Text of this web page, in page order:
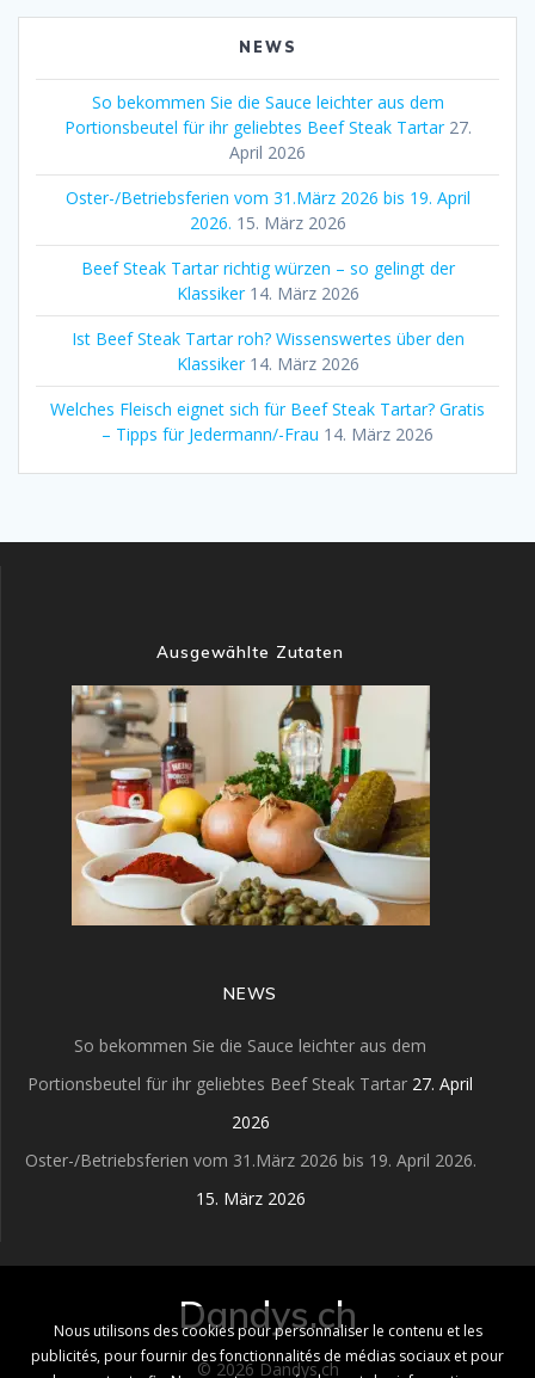
NEWS
So bekommen Sie die Sauce leichter aus dem
Portionsbeutel für ihr geliebtes Beef Steak Tartar 27.
April 2026
Oster-/Betriebsferien vom 31.März 2026 bis 19. April
2026. 15. März 2026
Beef Steak Tartar richtig würzen – so gelingt der
Klassiker 14. März 2026
Ist Beef Steak Tartar roh? Wissenswertes über den
Klassiker 14. März 2026
Welches Fleisch eignet sich für Beef Steak Tartar? Gratis
– Tipps für Jedermann/-Frau 14. März 2026
Ausgewählte Zutaten
NEWS
So bekommen Sie die Sauce leichter aus dem
Portionsbeutel für ihr geliebtes Beef Steak Tartar 27. April
2026
Oster-/Betriebsferien vom 31.März 2026 bis 19. April 2026.
15. März 2026
Dandys.ch
© 2026 Dandys.ch
Nous utilisons des cookies pour personnaliser le contenu et les
publicités, pour fournir des fonctionnalités de médias sociaux et pour